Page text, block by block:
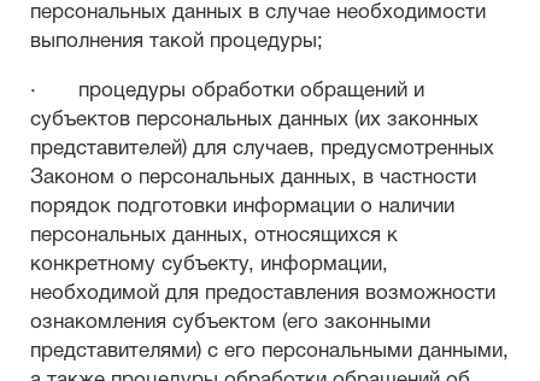
персональных данных в случае необходимости
выполнения такой процедуры;
· процедуры обработки обращений и
субъектов персональных данных (их законных
представителей) для случаев, предусмотренных
Законом о персональных данных, в частности
порядок подготовки информации о наличии
персональных данных, относящихся к
конкретному субъекту, информации,
необходимой для предоставления возможности
ознакомления субъектом (его законными
представителями) с его персональными данными,